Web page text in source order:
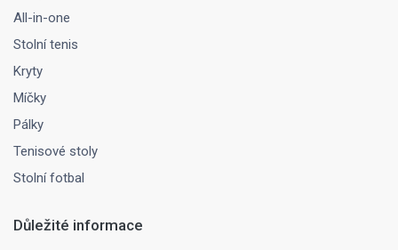
All-in-one
Stolní tenis
Kryty
Míčky
Pálky
Tenisové stoly
Stolní fotbal
Důležité informace